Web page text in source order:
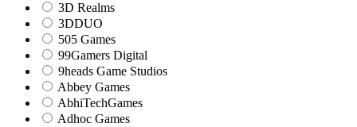
3D Realms
3DDUO
505 Games
99Gamers Digital
9heads Game Studios
Abbey Games
AbhiTechGames
Adhoc Games